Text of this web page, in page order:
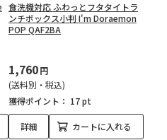
食洗機対応 ふわっとフタタイトラ
ンチボックス小判 I'm Doraemon
POP QAF2BA
1,760円
(送料別・税込)
獲得ポイント： 17 pt
詳細 カートに入れる